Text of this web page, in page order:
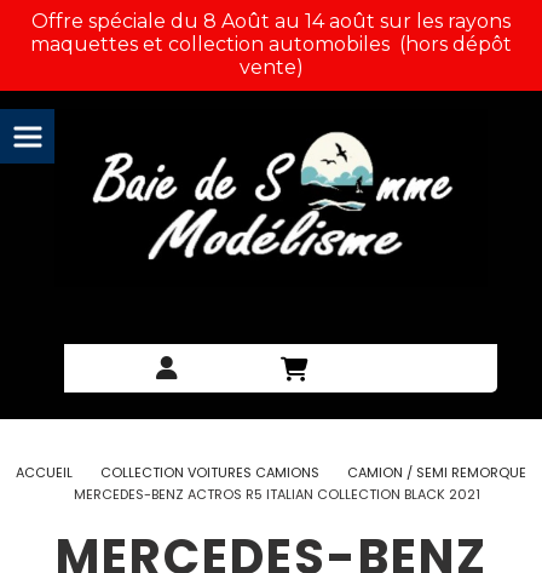
Offre spéciale du 8 Août au 14 août sur les rayons
maquettes et collection automobiles (hors dépôt
vente)
ACCUEIL COLLECTION VOITURES CAMIONS
CAMION / SEMI REMORQUE
MERCEDES-BENZ ACTROS R5 ITALIAN COLLECTION BLACK 2021
MERCEDES-BENZ
Panneau de gestion des cookies